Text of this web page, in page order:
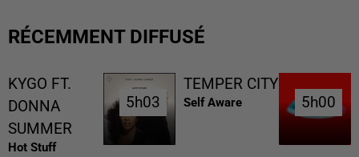
RÉCEMMENT DIFFUSÉ
KYGO FT.
DONNA
SUMMER
Hot Stuff
5h03
5h03
TEMPER CITY
Self Aware 5h00
5h00